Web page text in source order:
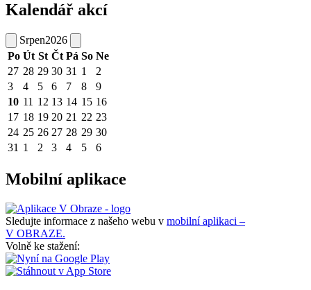
Kalendář akcí
Srpen2026
Po Út St Čt Pá So Ne
27 28 29 30 31 1
2
3
4 5 6 7 8
9
10 11 12 13 14 15 16
17 18 19 20 21 22 23
24 25 26 27 28 29 30
31 1 2 3 4 5 6
Mobilní aplikace
Sledujte informace z našeho webu v mobilní aplikaci –
V OBRAZE.
Volně ke stažení: